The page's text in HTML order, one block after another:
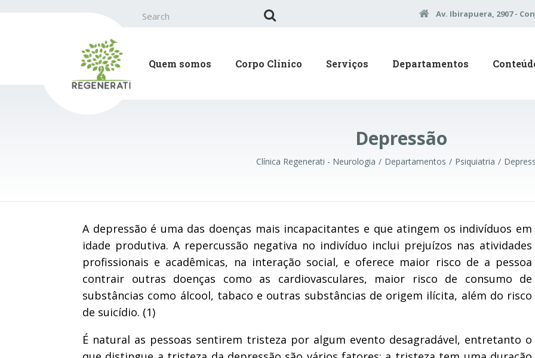
Av. Ibirapuera, 2907 -
Quem somos Corpo Clínico Serviços Departamentos
Depressão
Clínica Regenerati - Neurologia Departamentos Psiquiatria
A depressão é uma das doenças mais incapacitantes e que atingem os indivíduos em
idade produtiva. A repercussão negativa no indivíduo inclui prejuízos nas atividades
profissionais e acadêmicas, na interação social, e oferece maior risco de a pessoa
contrair outras doenças como as cardiovasculares, maior risco de consumo de
substâncias como álcool, tabaco e outras substâncias de origem ilícita, além do risco
de suicídio. (1)
É natural as pessoas sentirem tristeza por algum evento desagradável, entretanto o